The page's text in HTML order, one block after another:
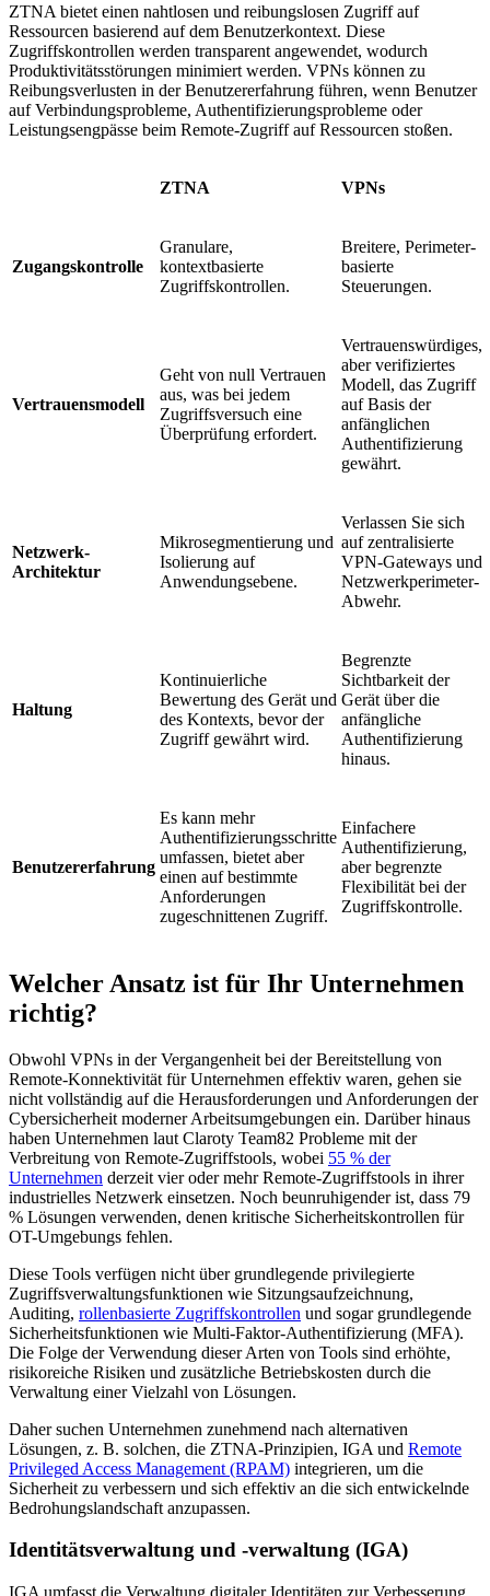
ZTNA bietet einen nahtlosen und reibungslosen Zugriff auf
Ressourcen basierend auf dem Benutzerkontext. Diese
Zugriffskontrollen werden transparent angewendet, wodurch
Produktivitätsstörungen minimiert werden. VPNs können zu
Reibungsverlusten in der Benutzererfahrung führen, wenn Benutzer
auf Verbindungsprobleme, Authentifizierungsprobleme oder
Leistungsengpässe beim Remote-Zugriff auf Ressourcen stoßen.
ZTNA VPNs
Zugangskontrolle
Granulare,
kontextbasierte
Zugriffskontrollen.
Breitere, Perimeter-
basierte
Steuerungen.
Vertrauensmodell
Geht von null Vertrauen
aus, was bei jedem
Zugriffsversuch eine
Überprüfung erfordert.
Vertrauenswürdiges,
aber verifiziertes
Modell, das Zugriff
auf Basis der
anfänglichen
Authentifizierung
gewährt.
Netzwerk-
Architektur
Mikrosegmentierung und
Isolierung auf
Anwendungsebene.
Verlassen Sie sich
auf zentralisierte
VPN-Gateways und
Netzwerkperimeter-
Abwehr.
Haltung
Kontinuierliche
Bewertung des Gerät und
des Kontexts, bevor der
Zugriff gewährt wird.
Begrenzte
Sichtbarkeit der
Gerät über die
anfängliche
Authentifizierung
hinaus.
Benutzererfahrung
Es kann mehr
Authentifizierungsschritte
umfassen, bietet aber
einen auf bestimmte
Anforderungen
zugeschnittenen Zugriff.
Einfachere
Authentifizierung,
aber begrenzte
Flexibilität bei der
Zugriffskontrolle.
Welcher Ansatz ist für Ihr Unternehmen
richtig?
Obwohl VPNs in der Vergangenheit bei der Bereitstellung von
Remote-Konnektivität für Unternehmen effektiv waren, gehen sie
nicht vollständig auf die Herausforderungen und Anforderungen der
Cybersicherheit moderner Arbeitsumgebungen ein. Darüber hinaus
haben Unternehmen laut Claroty Team82 Probleme mit der
Verbreitung von Remote-Zugriffstools, wobei 55 % der
Unternehmen derzeit vier oder mehr Remote-Zugriffstools in ihrer
industrielles Netzwerk einsetzen. Noch beunruhigender ist, dass 79
% Lösungen verwenden, denen kritische Sicherheitskontrollen für
OT-Umgebungs fehlen.
Diese Tools verfügen nicht über grundlegende privilegierte
Zugriffsverwaltungsfunktionen wie Sitzungsaufzeichnung,
Auditing, rollenbasierte Zugriffskontrollen und sogar grundlegende
Sicherheitsfunktionen wie Multi-Faktor-Authentifizierung (MFA).
Die Folge der Verwendung dieser Arten von Tools sind erhöhte,
risikoreiche Risiken und zusätzliche Betriebskosten durch die
Verwaltung einer Vielzahl von Lösungen.
Daher suchen Unternehmen zunehmend nach alternativen
Lösungen, z. B. solchen, die ZTNA-Prinzipien, IGA und Remote
Privileged Access Management (RPAM) integrieren, um die
Sicherheit zu verbessern und sich effektiv an die sich entwickelnde
Bedrohungslandschaft anzupassen.
Identitätsverwaltung und -verwaltung (IGA)